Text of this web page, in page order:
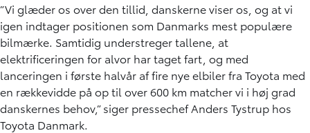
”Vi glæder os over den tillid, danskerne viser os, og at vi
igen indtager positionen som Danmarks mest populære
bilmærke. Samtidig understreger tallene, at
elektrificeringen for alvor har taget fart, og med
lanceringen i første halvår af fire nye elbiler fra Toyota med
en rækkevidde på op til over 600 km matcher vi i høj grad
danskernes behov,” siger pressechef Anders Tystrup hos
Toyota Danmark.